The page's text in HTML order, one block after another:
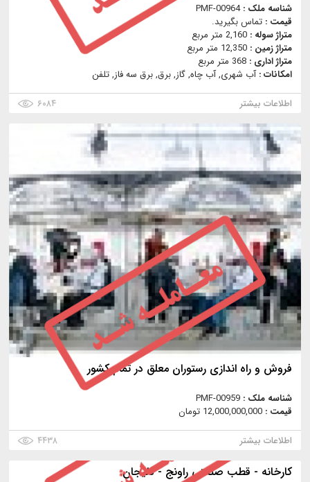
شناسه ملک :PMF-00964
قیمت : تماس بگیرید.
متراژ سوله : 2,160 متر مربع
متراژ زمین : 12,350 متر مربع
متراژ اداری : 368 متر مربع
امکانات :آب شهری, آب چاه, گاز, برق, برق سه فاز, تلفن
اطلاعات بیشتر
۶۰۸۴
فروش و راه اندازی رستوران معلق در تمام کشور
شناسه ملک : PMF-00959
قیمت : 12,000,000,000 تومان
اطلاعات بیشتر
۴۴۳۸
كارخانه - قطب صنعتي راونج - دليجان